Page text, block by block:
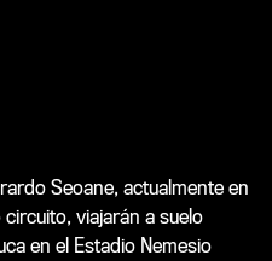
Seoane, actualmente en
viajarán a suelo
en el Estadio Nemesio